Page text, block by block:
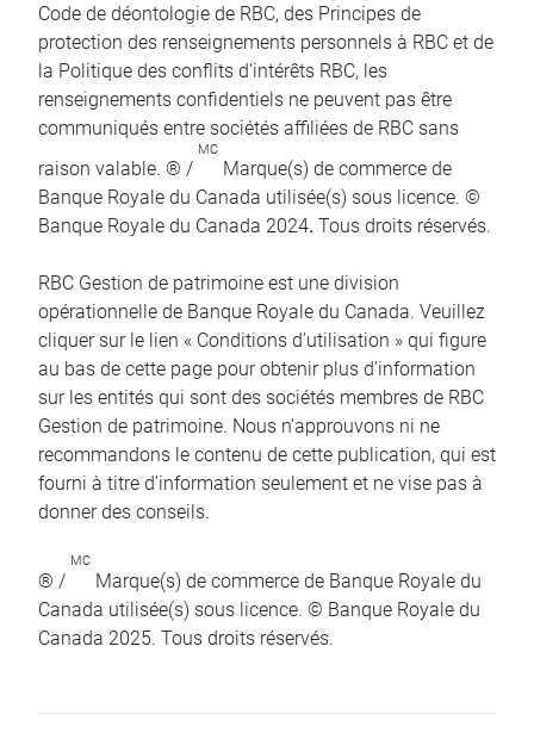
Code de déontologie de RBC, des Principes de
protection des renseignements personnels à RBC et de
la Politique des conflits d’intérêts RBC, les
renseignements confidentiels ne peuvent pas être
communiqués entre sociétés affiliées de RBC sans
raison valable. ® /
MC
Marque(s) de commerce de
Banque Royale du Canada utilisée(s) sous licence. ©
Banque Royale du Canada 2024. Tous droits réservés.
RBC Gestion de patrimoine est une division
opérationnelle de Banque Royale du Canada. Veuillez
cliquer sur le lien « Conditions d’utilisation » qui figure
au bas de cette page pour obtenir plus d’information
sur les entités qui sont des sociétés membres de RBC
Gestion de patrimoine. Nous n’approuvons ni ne
recommandons le contenu de cette publication, qui est
fourni à titre d’information seulement et ne vise pas à
donner des conseils.
® /
MC
Marque(s) de commerce de Banque Royale du
Canada utilisée(s) sous licence. © Banque Royale du
Canada 2025. Tous droits réservés.